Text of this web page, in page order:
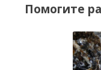
Помогите